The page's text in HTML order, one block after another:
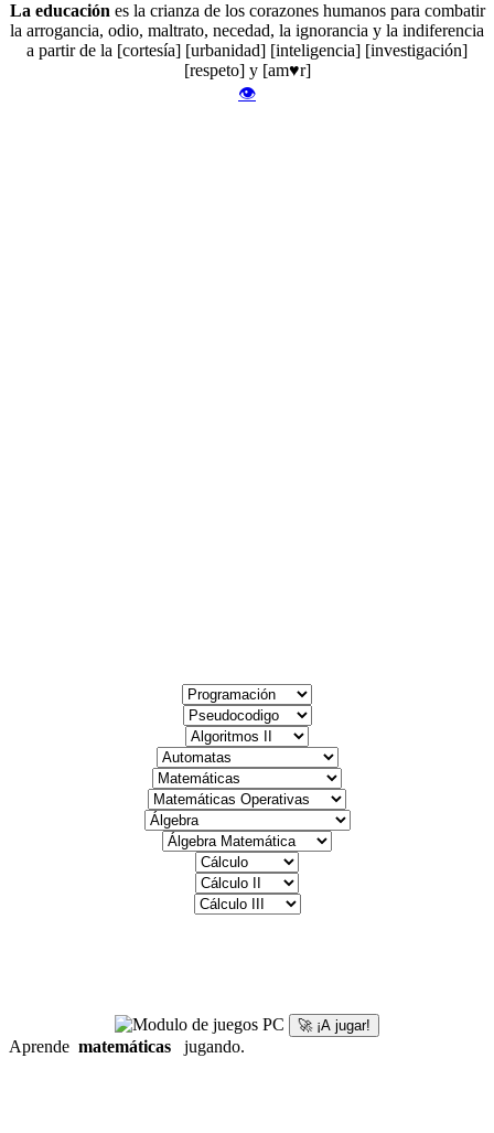
La educaciónes la crianza de los corazones humanos para combatir
la arrogancia, odio, maltrato, necedad, la ignorancia y la indiferencia
a partir de la [cortesía] [urbanidad] [inteligencia] [investigación]
[respeto] y [am♥r]
👁
🚀 ¡A jugar!
Aprende matemáticas jugando.